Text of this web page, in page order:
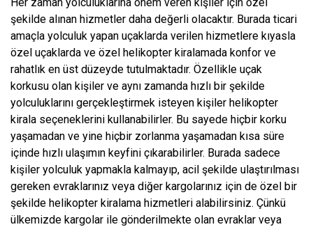
şekilde alınan hizmetler daha değerli olacaktır. Burada ticari
amaçla yolculuk yapan uçaklarda verilen hizmetlere kıyasla
özel uçaklarda ve özel helikopter kiralamada konfor ve
rahatlık en üst düzeyde tutulmaktadır. Özellikle uçak
korkusu olan kişiler ve aynı zamanda hızlı bir şekilde
yolculuklarını gerçekleştirmek isteyen kişiler helikopter
kirala seçeneklerini kullanabilirler. Bu sayede hiçbir korku
yaşamadan ve yine hiçbir zorlanma yaşamadan kısa süre
içinde hızlı ulaşımın keyfini çıkarabilirler. Burada sadece
kişiler yolculuk yapmakla kalmayıp, acil şekilde ulaştırılması
gereken evraklarınız veya diğer kargolarınız için de özel bir
şekilde helikopter kiralama hizmetleri alabilirsiniz. Çünkü
ülkemizde kargolar ile gönderilmekte olan evraklar veya